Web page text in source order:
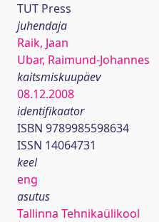
TUT Press
juhendaja
Raik, Jaan
Ubar, Raimund-Johannes
kaitsmiskuupäev
08.12.2008
identifikaator
ISBN 9789985598634
ISSN 14064731
keel
eng
asutus
Tallinna Tehnikaülikool